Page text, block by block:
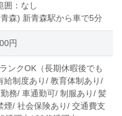
囲：なし
森) 新青森駅から車で5分
円
ンクOK（長期休暇後でも
給制度あり/ 教育体制あり/
務/ 車通勤可/ 制服あり/ 髪
煙/ 社会保険あり/ 交通費支